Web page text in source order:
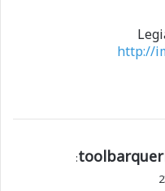
http://
: